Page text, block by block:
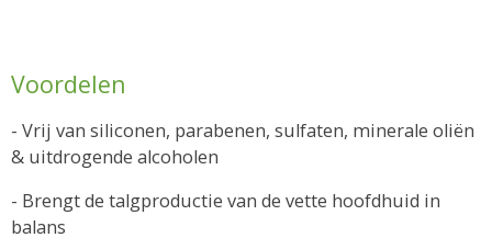
Voordelen
- Vrij van siliconen, parabenen, sulfaten, minerale oliën
& uitdrogende alcoholen
- Brengt de talgproductie van de vette hoofdhuid in
balans